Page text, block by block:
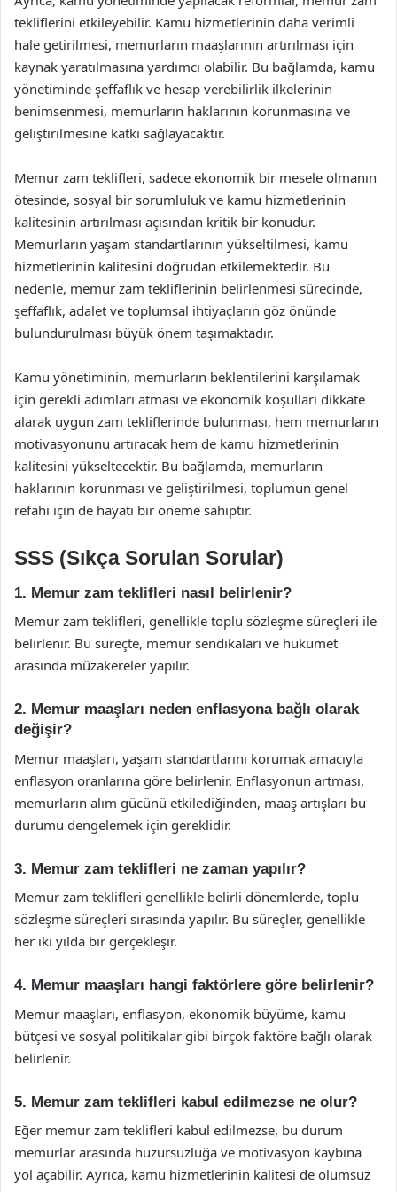
tekliflerini etkileyebilir. Kamu hizmetlerinin daha verimli
hale getirilmesi, memurların maaşlarının artırılması için
kaynak yaratılmasına yardımcı olabilir. Bu bağlamda, kamu
yönetiminde şeffaflık ve hesap verebilirlik ilkelerinin
benimsenmesi, memurların haklarının korunmasına ve
geliştirilmesine katkı sağlayacaktır.
Memur zam teklifleri, sadece ekonomik bir mesele olmanın
ötesinde, sosyal bir sorumluluk ve kamu hizmetlerinin
kalitesinin artırılması açısından kritik bir konudur.
Memurların yaşam standartlarının yükseltilmesi, kamu
hizmetlerinin kalitesini doğrudan etkilemektedir. Bu
nedenle, memur zam tekliflerinin belirlenmesi sürecinde,
şeffaflık, adalet ve toplumsal ihtiyaçların göz önünde
bulundurulması büyük önem taşımaktadır.
Kamu yönetiminin, memurların beklentilerini karşılamak
için gerekli adımları atması ve ekonomik koşulları dikkate
alarak uygun zam tekliflerinde bulunması, hem memurların
motivasyonunu artıracak hem de kamu hizmetlerinin
kalitesini yükseltecektir. Bu bağlamda, memurların
haklarının korunması ve geliştirilmesi, toplumun genel
refahı için de hayati bir öneme sahiptir.
SSS (Sıkça Sorulan Sorular)
1. Memur zam teklifleri nasıl belirlenir?
Memur zam teklifleri, genellikle toplu sözleşme süreçleri ile
belirlenir. Bu süreçte, memur sendikaları ve hükümet
arasında müzakereler yapılır.
2. Memur maaşları neden enflasyona bağlı olarak
değişir?
Memur maaşları, yaşam standartlarını korumak amacıyla
enflasyon oranlarına göre belirlenir. Enflasyonun artması,
memurların alım gücünü etkilediğinden, maaş artışları bu
durumu dengelemek için gereklidir.
3. Memur zam teklifleri ne zaman yapılır?
Memur zam teklifleri genellikle belirli dönemlerde, toplu
sözleşme süreçleri sırasında yapılır. Bu süreçler, genellikle
her iki yılda bir gerçekleşir.
4. Memur maaşları hangi faktörlere göre belirlenir?
Memur maaşları, enflasyon, ekonomik büyüme, kamu
bütçesi ve sosyal politikalar gibi birçok faktöre bağlı olarak
belirlenir.
5. Memur zam teklifleri kabul edilmezse ne olur?
Eğer memur zam teklifleri kabul edilmezse, bu durum
memurlar arasında huzursuzluğa ve motivasyon kaybına
yol açabilir. Ayrıca, kamu hizmetlerinin kalitesi de olumsuz